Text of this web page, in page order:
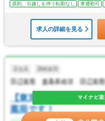
原則、引越しを伴う転勤なし 車通勤可
求人の詳細を見る